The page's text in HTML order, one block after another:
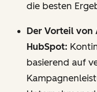
die besten
Der Vorteil
HubSpot:
basierend auf